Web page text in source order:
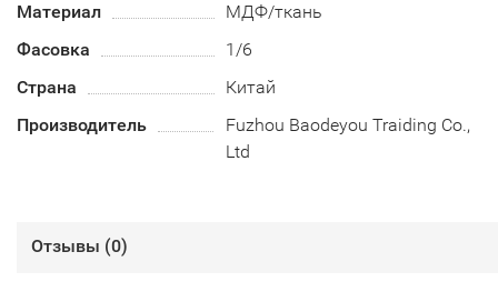
Материал
МДФ/ткань
Фасовка
1/6
Страна
Китай
Производитель
Fuzhou Baodeyou Traiding Co.,
Ltd
Отзывы (0)